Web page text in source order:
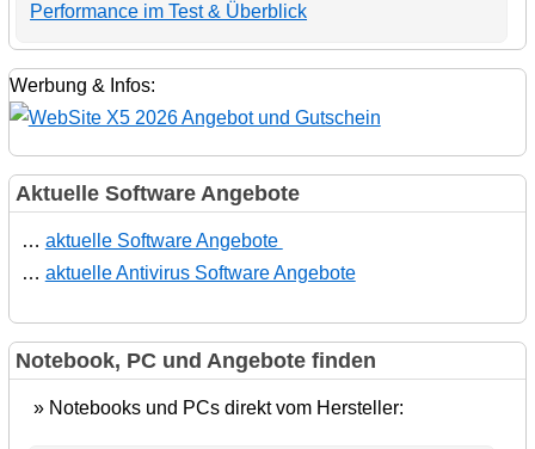
Performance im Test & Überblick
Werbung & Infos:
Aktuelle Software Angebote
… aktuelle Software Angebote
… aktuelle Antivirus Software Angebote
Notebook, PC und Angebote finden
» Notebooks und PCs direkt vom Hersteller: